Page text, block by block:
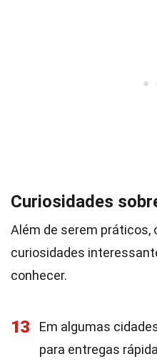
Curiosidades
Além de serem
curiosidades
conhecer.
13
Em algumas
para entregas